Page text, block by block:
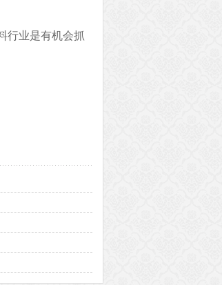
行业是有机会抓